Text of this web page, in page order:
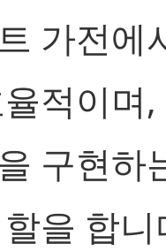
가전에
적이며
구현하
을 합